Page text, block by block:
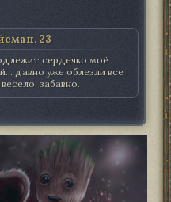
23
сердечко моё
давно уже облезли все
забавно.